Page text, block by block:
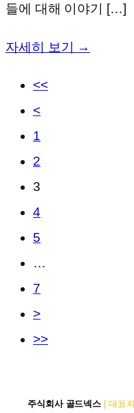
들에 대해 이야기 […]
자세히 보기 →
<<
<
1
2
3
4
5
…
7
>
>>
주식회사 골드넥스 | 대표